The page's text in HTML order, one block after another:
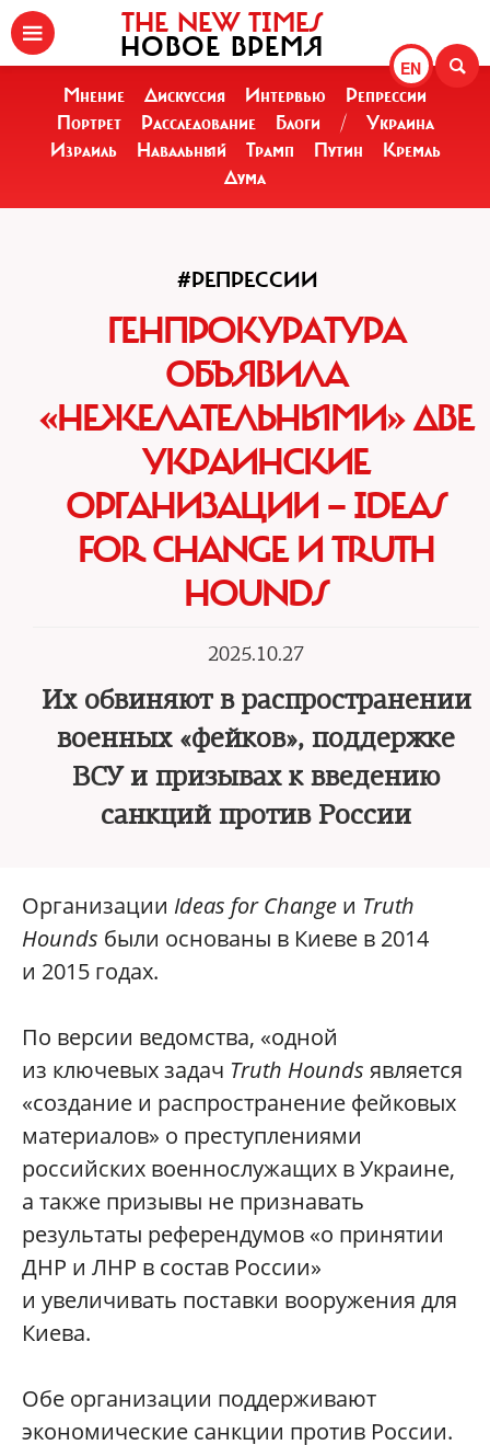
EN
THE NEW TIMES
НОВОЕ ВРЕМЯ
Мнение Дискуссия Интервью
Репрессии
Портрет
Расследование Блоги /
Украина
Израиль
Навальный Трамп Путин
Кремль
Дума
#РЕПРЕССИИ
ГЕНПРОКУРАТУРА
ОБЪЯВИЛА
«НЕЖЕЛАТЕЛЬНЫМИ» ДВЕ
УКРАИНСКИЕ
ОРГАНИЗАЦИИ — IDEAS
FOR CHANGE И TRUTH
HOUNDS
2025.10.27
Их обвиняют в распространении
военных «фейков», поддержке
ВСУ и призывах к введению
санкций против России
Организации Ideas for Change и Truth
Hounds были основаны в Киеве в 2014
и 2015 годах.
По версии ведомства, «одной
из ключевых задач Truth Hounds является
«создание и распространение фейковых
материалов» о преступлениями
российских военнослужащих в Украине,
а также призывы не признавать
результаты референдумов «о принятии
ДНР и ЛНР в состав России»
и увеличивать поставки вооружения для
Киева.
Обе организации поддерживают
экономические санкции против России.